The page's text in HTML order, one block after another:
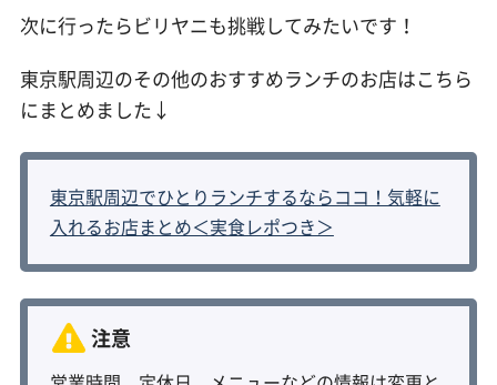
次に行ったらビリヤニも挑戦してみたいです！
東京駅周辺のその他のおすすめランチのお店はこちら
にまとめました↓
東京駅周辺でひとりランチするならココ！気軽に
入れるお店まとめ＜実食レポつき＞